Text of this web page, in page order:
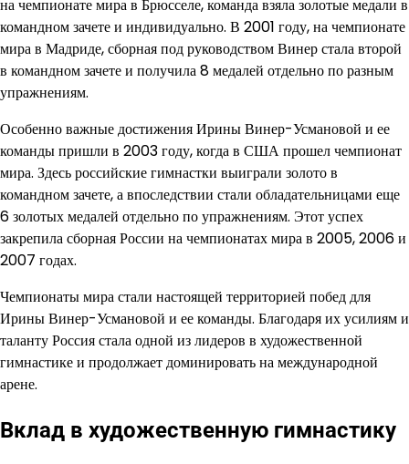
на чемпионате мира в Брюсселе, команда взяла золотые медали в
командном зачете и индивидуально. В 2001 году, на чемпионате
мира в Мадриде, сборная под руководством Винер стала второй
в командном зачете и получила 8 медалей отдельно по разным
упражнениям.
Особенно важные достижения Ирины Винер-Усмановой и ее
команды пришли в 2003 году, когда в США прошел чемпионат
мира. Здесь российские гимнастки выиграли золото в
командном зачете, а впоследствии стали обладательницами еще
6 золотых медалей отдельно по упражнениям. Этот успех
закрепила сборная России на чемпионатах мира в 2005, 2006 и
2007 годах.
Чемпионаты мира стали настоящей территорией побед для
Ирины Винер-Усмановой и ее команды. Благодаря их усилиям и
таланту Россия стала одной из лидеров в художественной
гимнастике и продолжает доминировать на международной
арене.
Вклад в художественную гимнастику